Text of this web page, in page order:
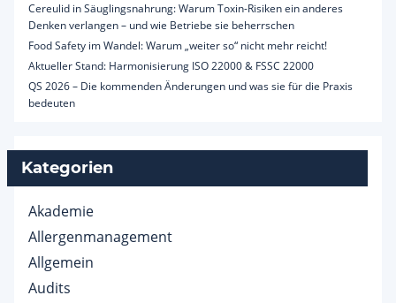
Cereulid in Säuglingsnahrung: Warum Toxin-Risiken ein anderes
Denken verlangen – und wie Betriebe sie beherrschen
Food Safety im Wandel: Warum „weiter so“ nicht mehr reicht!
Aktueller Stand: Harmonisierung ISO 22000 & FSSC 22000
QS 2026 – Die kommenden Änderungen und was sie für die Praxis
bedeuten
Kategorien
Akademie
Allergenmanagement
Allgemein
Audits